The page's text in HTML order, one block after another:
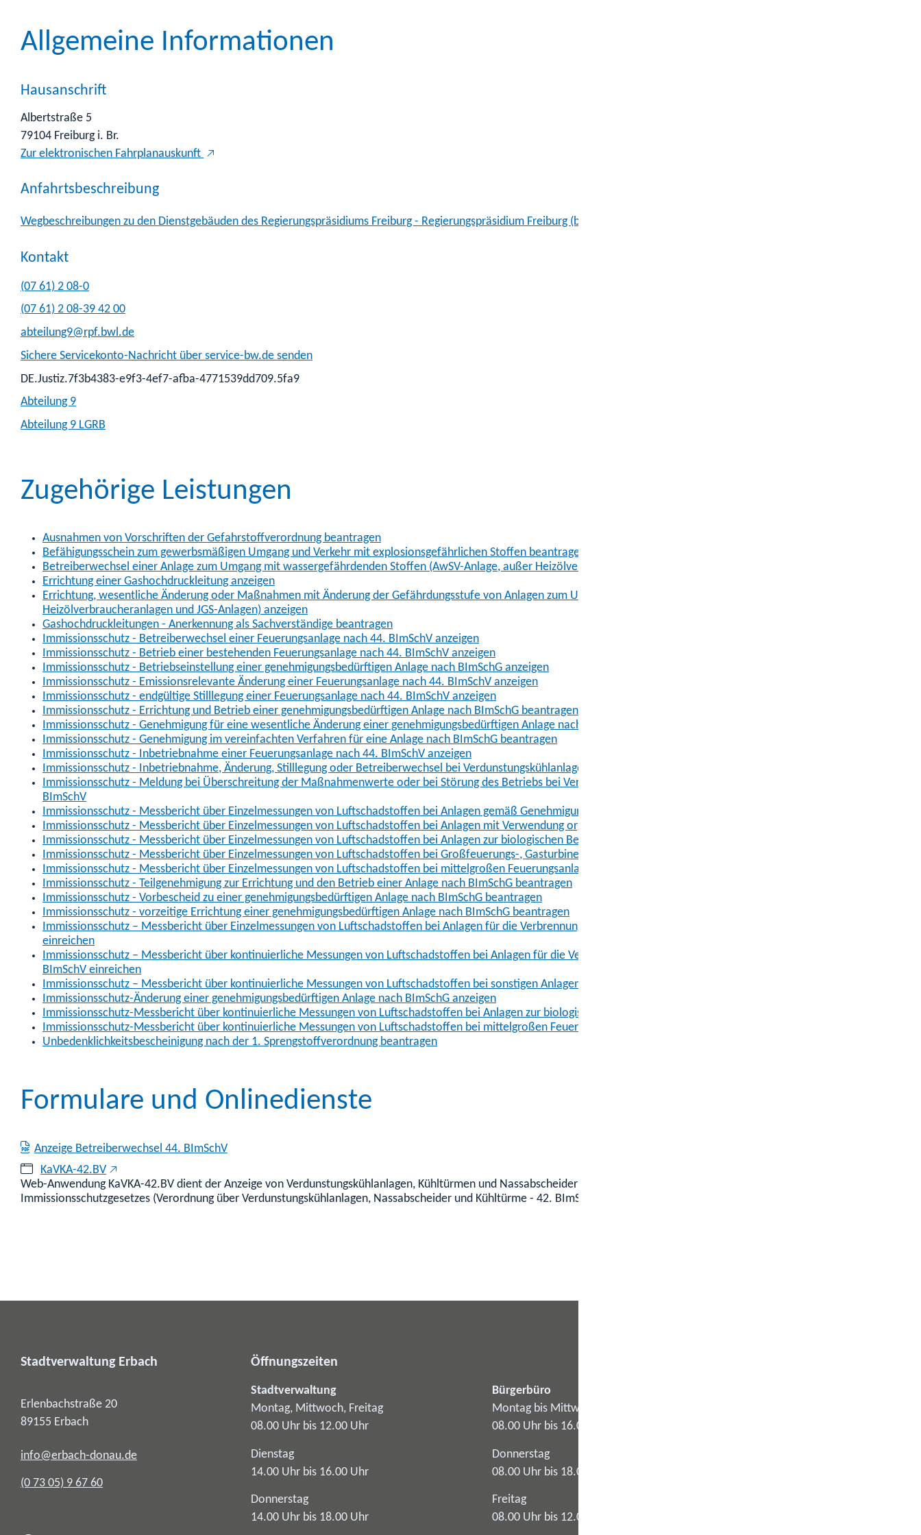
Allgemeine Informationen
Hausanschrift
Albertstraße 5
79104 Freiburg i. Br.
Zur elektronischen Fahrplanauskunft
Anfahrtsbeschreibung
Wegbeschreibungen zu den Dienstgebäuden des Regierungspräsidiums Freiburg - Regierungspräsidium Freiburg (baden-wuerttemberg.de)
Kontakt
(07 61) 2 08-0
(07 61) 2 08-39 42 00
abteilung9@rpf.bwl.de
Sichere Servicekonto-Nachricht über service-bw.de senden
DE.Justiz.7f3b4383-e9f3-4ef7-afba-4771539dd709.5fa9
Abteilung 9
Abteilung 9 LGRB
Zugehörige Leistungen
Ausnahmen von Vorschriften der Gefahrstoffverordnung beantragen
Befähigungsschein zum gewerbsmäßigen Umgang und Verkehr mit explosionsgefährlichen Stoffen beantragen
Betreiberwechsel einer Anlage zum Umgang mit wassergefährdenden Stoffen (AwSV-Anlage, außer Heizölverbraucheranlage und JGS-Anlage) anzeigen
Errichtung einer Gashochdruckleitung anzeigen
Errichtung, wesentliche Änderung oder Maßnahmen mit Änderung der Gefährdungsstufe von Anlagen zum Umgang mit wassergefährdenden Stoffen (außer
Heizölverbraucheranlagen und JGS-Anlagen) anzeigen
Gashochdruckleitungen - Anerkennung als Sachverständige beantragen
Immissionsschutz - Betreiberwechsel einer Feuerungsanlage nach 44. BImSchV anzeigen
Immissionsschutz - Betrieb einer bestehenden Feuerungsanlage nach 44. BImSchV anzeigen
Immissionsschutz - Betriebseinstellung einer genehmigungsbedürftigen Anlage nach BImSchG anzeigen
Immissionsschutz - Emissionsrelevante Änderung einer Feuerungsanlage nach 44. BImSchV anzeigen
Immissionsschutz - endgültige Stilllegung einer Feuerungsanlage nach 44. BImSchV anzeigen
Immissionsschutz - Errichtung und Betrieb einer genehmigungsbedürftigen Anlage nach BImSchG beantragen
Immissionsschutz - Genehmigung für eine wesentliche Änderung einer genehmigungsbedürftigen Anlage nach BImSchG beantragen
Immissionsschutz - Genehmigung im vereinfachten Verfahren für eine Anlage nach BImSchG beantragen
Immissionsschutz - Inbetriebnahme einer Feuerungsanlage nach 44. BImSchV anzeigen
Immissionsschutz - Inbetriebnahme, Änderung, Stilllegung oder Betreiberwechsel bei Verdunstungskühlanlagen, Kühltürmen und Nassabscheidern nach 42. BImSchV anzeigen
Immissionsschutz - Meldung bei Überschreitung der Maßnahmenwerte oder bei Störung des Betriebs bei Verdunstungs-, Kühlanlagen und Nassabscheidern nach der 42.
BImSchV
Immissionsschutz - Messbericht über Einzelmessungen von Luftschadstoffen bei Anlagen gemäß Genehmigungsbescheid einreichen
Immissionsschutz - Messbericht über Einzelmessungen von Luftschadstoffen bei Anlagen mit Verwendung organischer Lösemittel nach 31. BImSchV einreichen
Immissionsschutz - Messbericht über Einzelmessungen von Luftschadstoffen bei Anlagen zur biologischen Behandlung von Abfällen nach 30. BImSchV einreichen
Immissionsschutz - Messbericht über Einzelmessungen von Luftschadstoffen bei Großfeuerungs-, Gasturbinen- und Verbrennungsmotoranlagen nach 13. BImSchV einreichen
Immissionsschutz - Messbericht über Einzelmessungen von Luftschadstoffen bei mittelgroßen Feuerungsanlagen nach 44. BImSchV einreichen
Immissionsschutz - Teilgenehmigung zur Errichtung und den Betrieb einer Anlage nach BImSchG beantragen
Immissionsschutz - Vorbescheid zu einer genehmigungsbedürftigen Anlage nach BImSchG beantragen
Immissionsschutz - vorzeitige Errichtung einer genehmigungsbedürftigen Anlage nach BImSchG beantragen
Immissionsschutz – Messbericht über Einzelmessungen von Luftschadstoffen bei Anlagen für die Verbrennung und die Mitverbrennung von Abfällen nach 17. BImSchV
einreichen
Immissionsschutz – Messbericht über kontinuierliche Messungen von Luftschadstoffen bei Anlagen für die Verbrennung und die Mitverbrennung von Abfällen nach 17.
BImSchV einreichen
Immissionsschutz – Messbericht über kontinuierliche Messungen von Luftschadstoffen bei sonstigen Anlagen einreichen
Immissionsschutz-Änderung einer genehmigungsbedürftigen Anlage nach BImSchG anzeigen
Immissionsschutz-Messbericht über kontinuierliche Messungen von Luftschadstoffen bei Anlagen zur biologischen Behandlung von Abfällen nach 30. BImSchV einreichen
Immissionsschutz-Messbericht über kontinuierliche Messungen von Luftschadstoffen bei mittelgroßen Feuerungsanlagen nach 44. BImSchV einreichen
Unbedenklichkeitsbescheinigung nach der 1. Sprengstoffverordnung beantragen
Formulare und Onlinedienste
Anzeige Betreiberwechsel 44. BImSchV
KaVKA-42.BV
Web-Anwendung KaVKA-42.BV dient der Anzeige von Verdunstungskühlanlagen, Kühltürmen und Nassabscheidern gemäß § 13 der 42. Verordnung zur Durchführung des Bundes-
Immissionsschutzgesetzes (Verordnung über Verdunstungskühlanlagen, Nassabscheider und Kühltürme - 42. BImSchV)
Stadtverwaltung Erbach
Erlenbachstraße 20
89155 Erbach
info@erbach-donau.de
(0 73 05) 9 67 60
Öffnungszeiten
Stadtverwaltung
Montag, Mittwoch, Freitag
08.00 Uhr bis 12.00 Uhr
Dienstag
14.00 Uhr bis 16.00 Uhr
Donnerstag
14.00 Uhr bis 18.00 Uhr
Bürgerbüro
Montag bis Mittwoch
08.00 Uhr bis 16.00 Uhr
Donnerstag
08.00 Uhr bis 18.00 Uhr
Freitag
08.00 Uhr bis 12.00 Uhr